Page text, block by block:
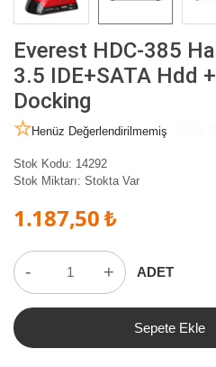
Everest HDC-385
3.5 IDE+SATA Hdd
Docking
Henüz Değerlendirilmemiş
Stok Kodu: 14292
Stok Miktarı: Stokta Var
1.187,50 ₺
- + ADET
Sepete Ekle